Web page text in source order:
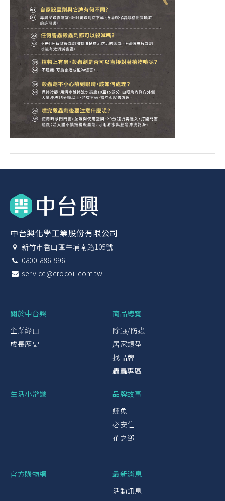
中台興化學工業股份有限公司
新竹市香山區牛埔南路105號
0800-886-996
service@crocoil.com.tw
關於中台興
企業緣由
成長歷史
商品總覽
除蟲/防蟲
居家類型
找品牌
蟲蟲專區
生活小常識
品牌故事
鱷魚
必安住
花之鄉
官方購物網
最新消息
活動訊息